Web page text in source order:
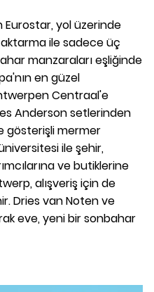
yol üzerinde
aktarma ile sadece üç
manzaraları eşliğinde
en güzel
Centraal'e
Anderson setlerinden
gösterişli mermer
ile şehir,
ve butiklerine
alışveriş için de
Dries van Noten ve
eve, yeni bir sonbahar